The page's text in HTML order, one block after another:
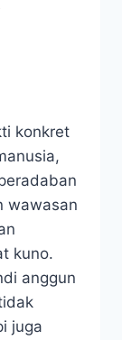
konkret
wawasan
kuno.
anggun
juga